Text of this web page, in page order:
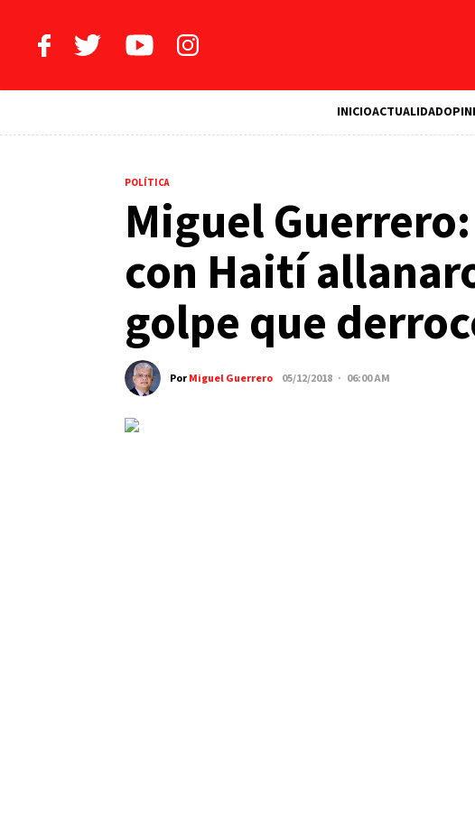
INICIOACTUALIDAD
POLÍTICA
Miguel
con Haití
golpe que
PorMiguel Guerrero 05/12/2018 · 06:00 AM